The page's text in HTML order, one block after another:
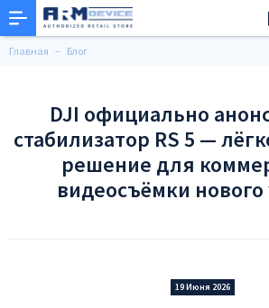
Главная Блог
DJI официально
стабилизатор RS 5 —
решение для
видеосъёмки
19 Июня 2026